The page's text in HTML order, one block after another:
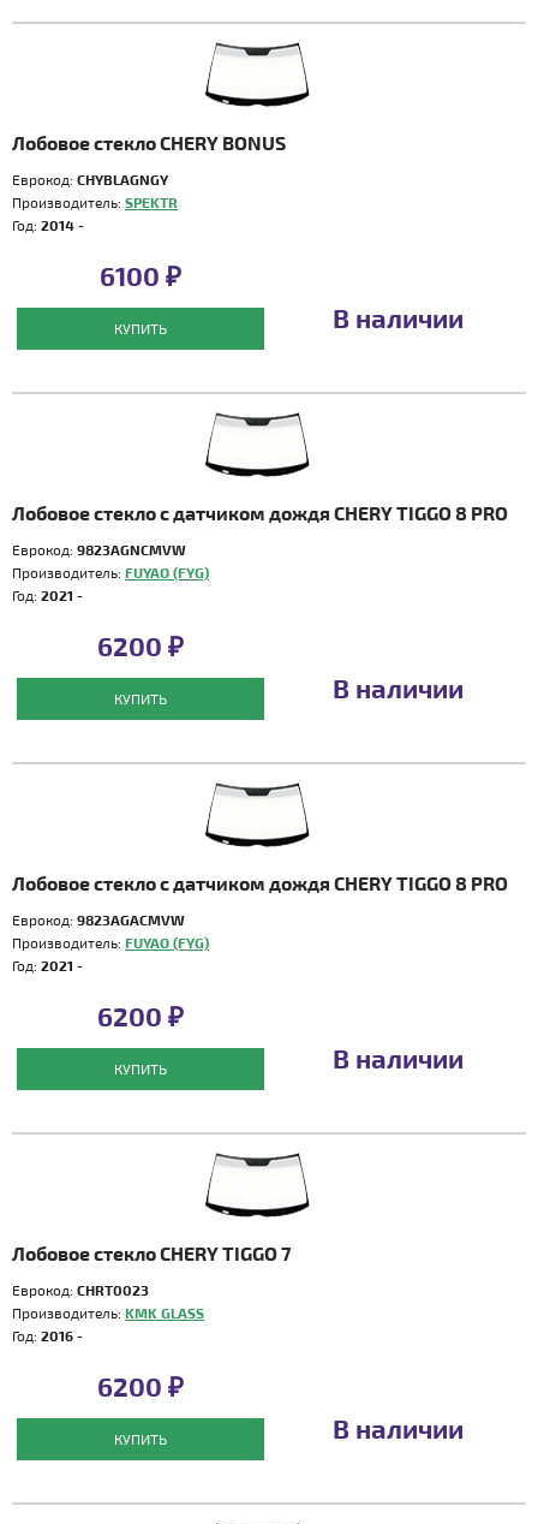
Лобовое стекло CHERY BONUS
Еврокод: CHYBLAGNGY
Производитель: SPEKTR
Год: 2014 -
6100 ₽
КУПИТЬ В наличии
Лобовое стекло с датчиком дождя CHERY TIGGO 8 PRO
Еврокод: 9823AGNCMVW
Производитель: FUYAO (FYG)
Год: 2021 -
6200 ₽
КУПИТЬ В наличии
Лобовое стекло с датчиком дождя CHERY TIGGO 8 PRO
Еврокод: 9823AGACMVW
Производитель: FUYAO (FYG)
Год: 2021 -
6200 ₽
КУПИТЬ В наличии
Лобовое стекло CHERY TIGGO 7
Еврокод: CHRT0023
Производитель: KMK GLASS
Год: 2016 -
6200 ₽
КУПИТЬ В наличии